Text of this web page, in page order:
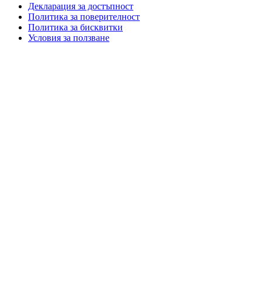
Декларация за достъпност
Политика за поверителност
Политика за бисквитки
Условия за ползване